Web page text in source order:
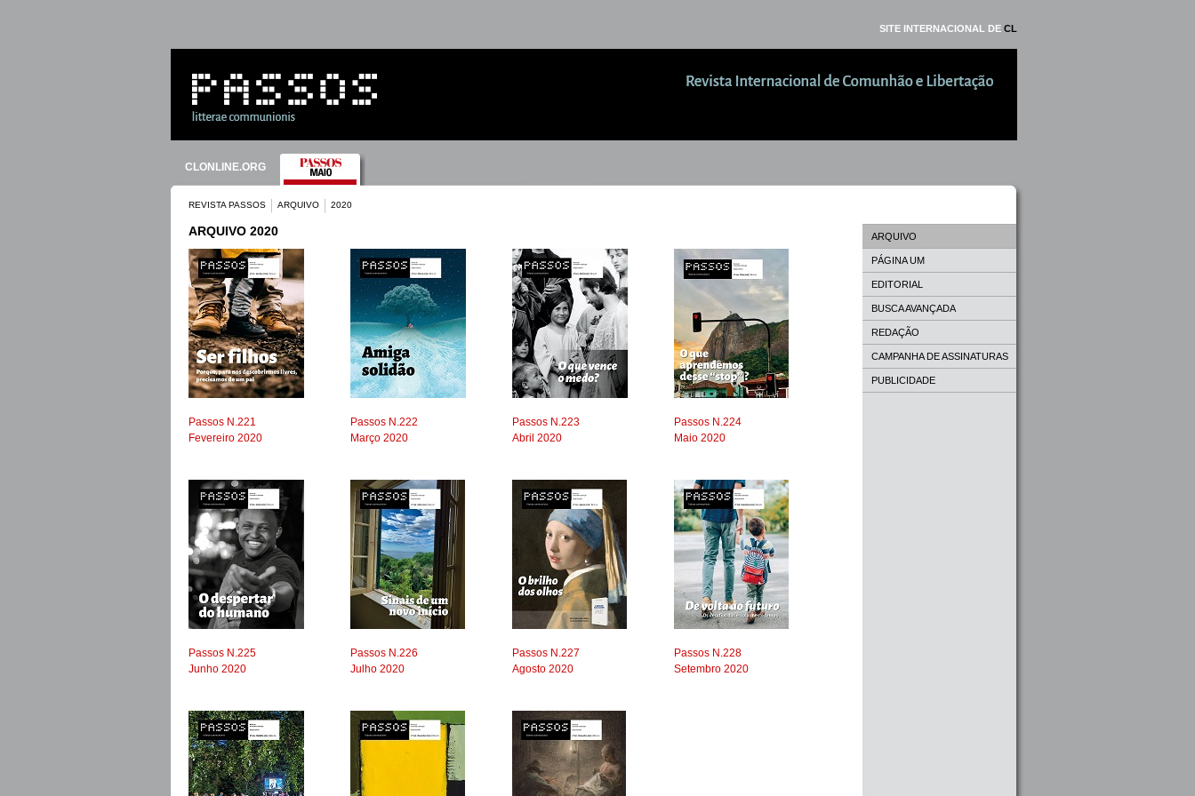
SITE INTERNACIONAL DE CL
CLONLINE.ORG
REVISTA PASSOS ARQUIVO 2020
ARQUIVO 2020
Passos N.221
Fevereiro 2020
Passos N.222
Março 2020
Passos N.223
Abril 2020
Passos N.224
Maio 2020
Passos N.225
Junho 2020
Passos N.226
Julho 2020
Passos N.227
Agosto 2020
Passos N.228
Setembro 2020
ARQUIVO
PÁGINA UM
EDITORIAL
BUSCA AVANÇADA
REDAÇÃO
CAMPANHA DE ASSINATURAS
PUBLICIDADE